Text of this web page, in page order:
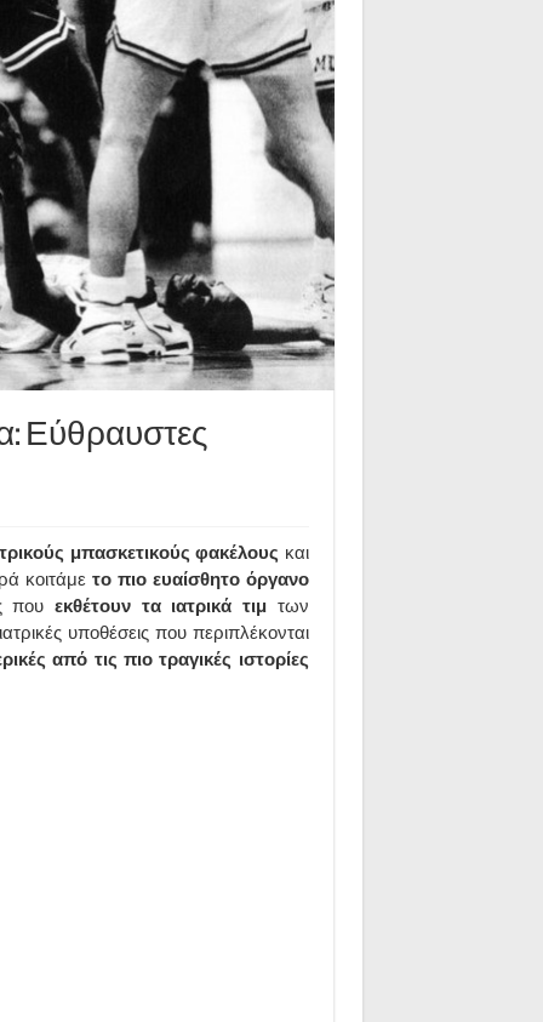
Εύθραυστες
μπασκετικούς φακέλους και
κοιτάμε το πιο ευαίσθητο όργανο
που εκθέτουν τα ιατρικά τιμτων
υποθέσεις που περιπλέκονται
από τις πιο τραγικές ιστορίες